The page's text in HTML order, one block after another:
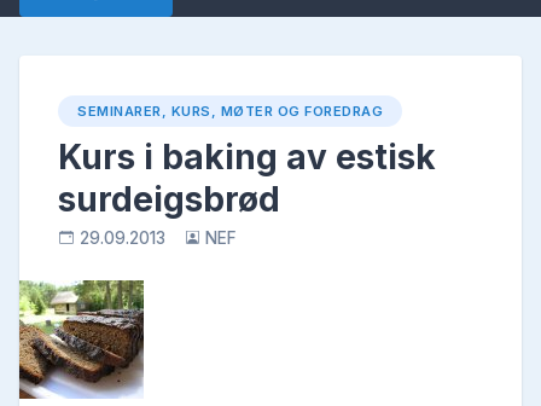
SEMINARER, KURS, MØTER OG FOREDRAG
Kurs i baking av estisk
surdeigsbrød
29.09.2013 NEF